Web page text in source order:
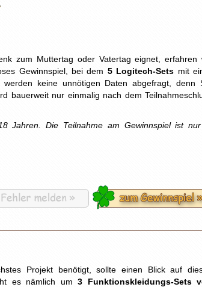
zum Muttertag oder Vatertag eignet, erfahren
Gewinnspiel, bei dem 5 Logitech-Sets mit
keine unnötigen Daten abgefragt, denn
bauerweit nur einmalig nach dem
Jahren.
Die Teilnahme am Gewinnspiel ist
Projekt benötigt, sollte einen Blick auf
es nämlich um 3 Funktionskleidungs-Sets